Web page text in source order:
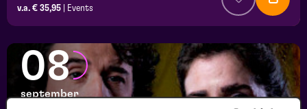
v.a. € 35,95
Events
08
september